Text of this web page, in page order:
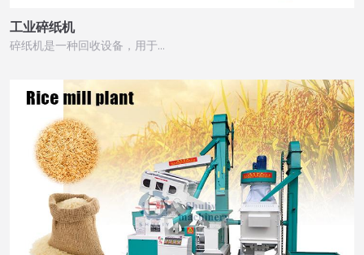
工业碎纸机
碎纸机是一种回收设备，用于…